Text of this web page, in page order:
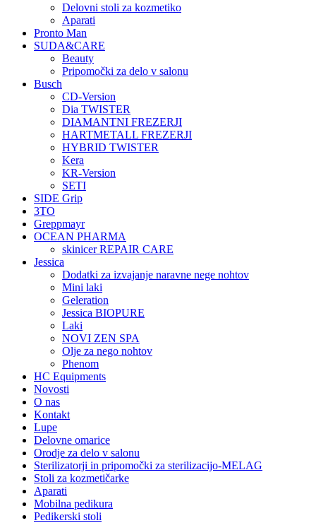
Delovni stoli za kozmetiko
Aparati
Pronto Man
SUDA&CARE
Beauty
Pripomočki za delo v salonu
Busch
CD-Version
Dia TWISTER
DIAMANTNI FREZERJI
HARTMETALL FREZERJI
HYBRID TWISTER
Kera
KR-Version
SETI
SIDE Grip
3TO
Greppmayr
OCEAN PHARMA
skinicer REPAIR CARE
Jessica
Dodatki za izvajanje naravne nege nohtov
Mini laki
Geleration
Jessica BIOPURE
Laki
NOVI ZEN SPA
Olje za nego nohtov
Phenom
HC Equipments
Novosti
O nas
Kontakt
Lupe
Delovne omarice
Orodje za delo v salonu
Sterilizatorji in pripomočki za sterilizacijo-MELAG
Stoli za kozmetičarke
Aparati
Mobilna pedikura
Pedikerski stoli